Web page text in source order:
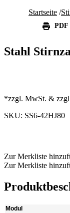
Startseite /
PDF
Stahl
*zzgl. MwSt. &
SKU: SS6-42HJ80
Zur Merkliste
Zur Merkliste
Modul